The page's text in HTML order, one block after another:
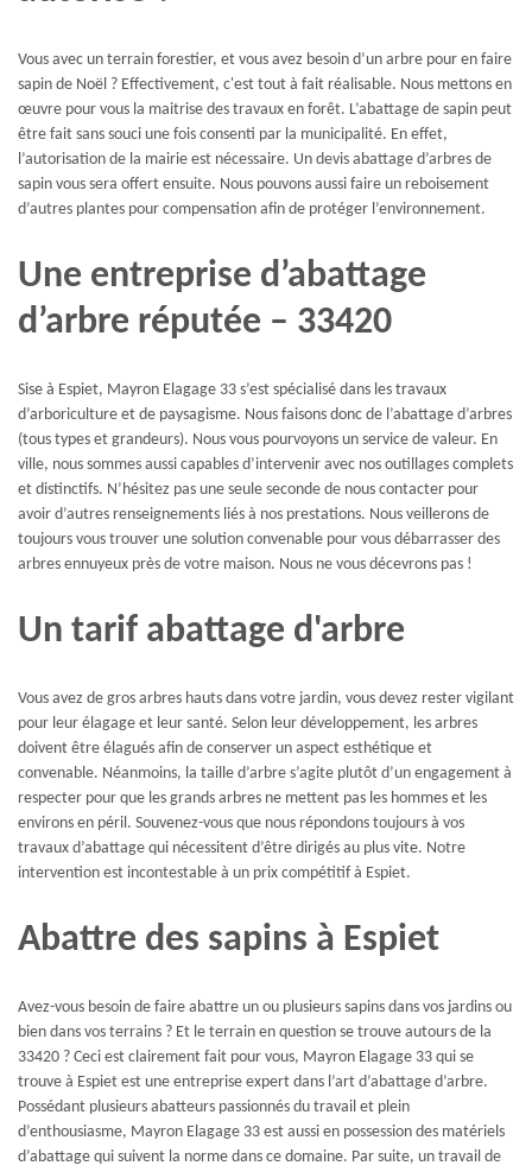
Vous avec un terrain forestier, et vous avez besoin d’un arbre pour en faire
sapin de Noël ? Effectivement, c'est tout à fait réalisable. Nous mettons en
œuvre pour vous la maitrise des travaux en forêt. L’abattage de sapin peut
être fait sans souci une fois consenti par la municipalité. En effet,
l’autorisation de la mairie est nécessaire. Un devis abattage d’arbres de
sapin vous sera offert ensuite. Nous pouvons aussi faire un reboisement
d’autres plantes pour compensation afin de protéger l’environnement.
Une entreprise d’abattage
d’arbre réputée – 33420
Sise à Espiet, Mayron Elagage 33 s’est spécialisé dans les travaux
d’arboriculture et de paysagisme. Nous faisons donc de l’abattage d’arbres
(tous types et grandeurs). Nous vous pourvoyons un service de valeur. En
ville, nous sommes aussi capables d’intervenir avec nos outillages complets
et distinctifs. N’hésitez pas une seule seconde de nous contacter pour
avoir d’autres renseignements liés à nos prestations. Nous veillerons de
toujours vous trouver une solution convenable pour vous débarrasser des
arbres ennuyeux près de votre maison. Nous ne vous décevrons pas !
Un tarif abattage d'arbre
Vous avez de gros arbres hauts dans votre jardin, vous devez rester vigilant
pour leur élagage et leur santé. Selon leur développement, les arbres
doivent être élagués afin de conserver un aspect esthétique et
convenable. Néanmoins, la taille d’arbre s’agite plutôt d’un engagement à
respecter pour que les grands arbres ne mettent pas les hommes et les
environs en péril. Souvenez-vous que nous répondons toujours à vos
travaux d’abattage qui nécessitent d’être dirigés au plus vite. Notre
intervention est incontestable à un prix compétitif à Espiet.
Abattre des sapins à Espiet
Avez-vous besoin de faire abattre un ou plusieurs sapins dans vos jardins ou
bien dans vos terrains ? Et le terrain en question se trouve autours de la
33420 ? Ceci est clairement fait pour vous, Mayron Elagage 33 qui se
trouve à Espiet est une entreprise expert dans l’art d’abattage d’arbre.
Possédant plusieurs abatteurs passionnés du travail et plein
d’enthousiasme, Mayron Elagage 33 est aussi en possession des matériels
d’abattage qui suivent la norme dans ce domaine. Par suite, un travail de